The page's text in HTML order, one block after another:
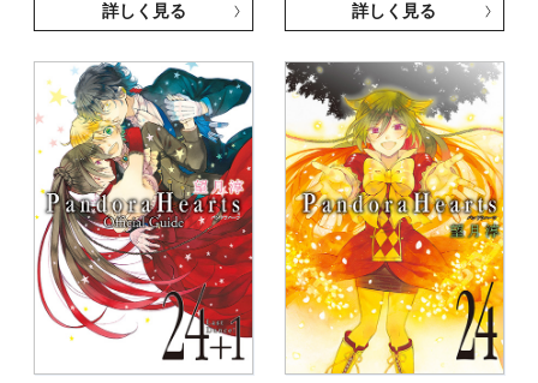
詳しく見る 詳しく見る